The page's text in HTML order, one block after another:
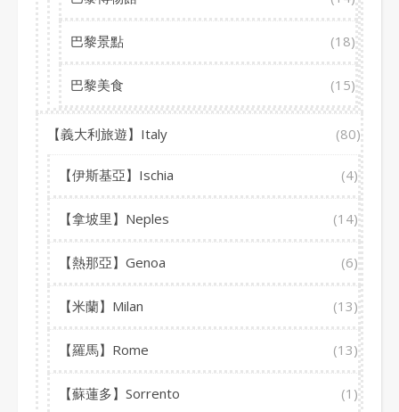
巴黎景點 (18)
巴黎美食 (15)
【義大利旅遊】Italy (80)
【伊斯基亞】Ischia (4)
【拿坡里】Neples (14)
【熱那亞】Genoa (6)
【米蘭】Milan (13)
【羅馬】Rome (13)
【蘇蓮多】Sorrento (1)